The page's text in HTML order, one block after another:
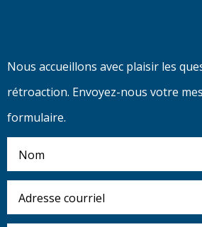
Nous accueillons avec plaisir les
rétroaction. Envoyez-nous votre
formulaire.
courriel